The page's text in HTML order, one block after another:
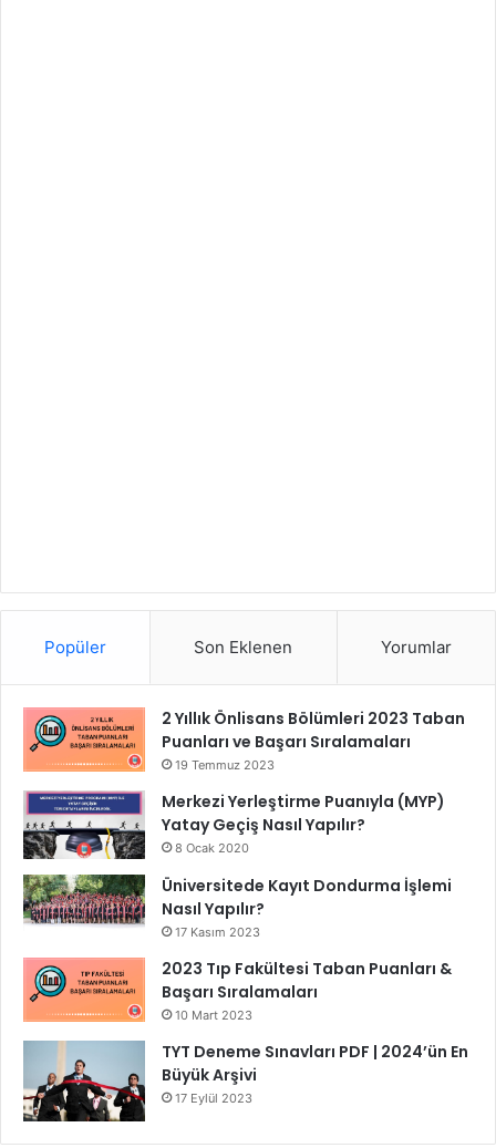
Popüler Son Eklenen Yorumlar
2 Yıllık Önlisans Bölümleri 2023 Taban
Puanları ve Başarı Sıralamaları
19 Temmuz 2023
Merkezi Yerleştirme Puanıyla (MYP)
Yatay Geçiş Nasıl Yapılır?
8 Ocak 2020
Üniversitede Kayıt Dondurma İşlemi
Nasıl Yapılır?
17 Kasım 2023
2023 Tıp Fakültesi Taban Puanları &
Başarı Sıralamaları
10 Mart 2023
TYT Deneme Sınavları PDF | 2024’ün En
Büyük Arşivi
17 Eylül 2023